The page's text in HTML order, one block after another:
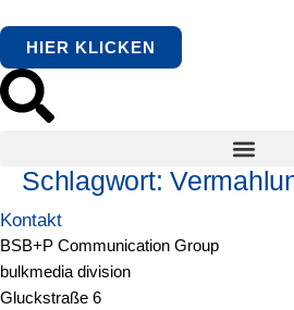
springen
HIER KLICKEN
Schlagwort:
Kontakt
BSB+P Communication Group
bulkmedia division
Gluckstraße 6